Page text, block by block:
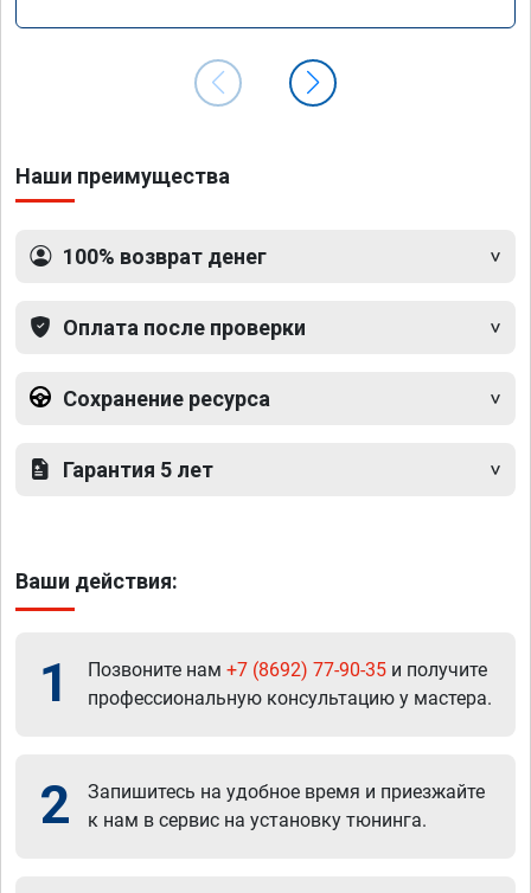
Наши преимущества
100% возврат денег
Оплата после проверки
Сохранение ресурса
Гарантия 5 лет
Ваши действия:
1 Позвоните нам +7 (8692) 77-90-35 и получите
профессиональную консультацию у мастера.
2
Запишитесь на удобное время и приезжайте
к нам в сервис на установку тюнинга.